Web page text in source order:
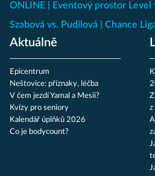
ONLINE
Eventový prostor Level
Szabová vs. Pudilová
Chance
Aktuálně
Epicentrum
Neštovice: příznaky, léčba
V čem jezdí Yamal a Mesii?
Kvízy pro seniory
Kalendář úplňků 2026
Co je bodycount?
z